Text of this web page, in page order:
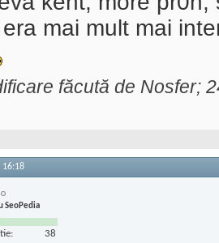
mai mult mai
făcută de Nosfer;
16:18
SeoPedia
38